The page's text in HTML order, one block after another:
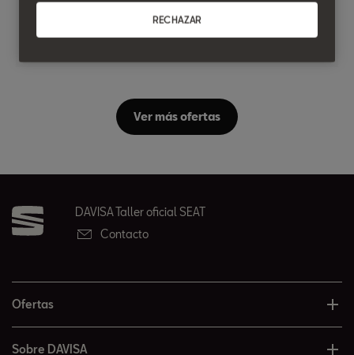
Ver más ofertas
DAVISA Taller oficial SEAT
Contacto
Ofertas
Sobre DAVISA
RECHAZAR